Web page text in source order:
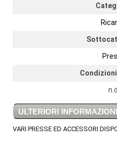
n.d.
ULTERIORI INFORMAZIONI
VARI PRESSE ED ACCESSORI